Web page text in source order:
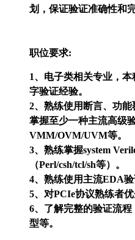
划，保证验证准确性和完
职位要求:
1、电子类相关专业，
字验证经验。
2、熟练使用断言、功能
掌握至少一种主流高级
VMM/OVM/UVM等。
3、熟练掌握system
（Perl/csh/tcl/sh等）。
4、熟练使用主流EDA验
5、对PCIe协议熟练者优
6、了解完整的验证流
型等。